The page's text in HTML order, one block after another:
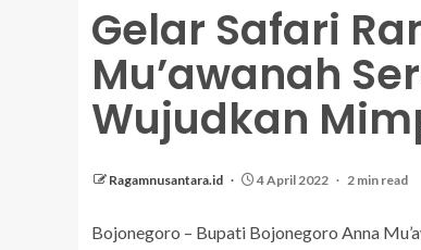
Gelar Safari
Mu’awanah
Wujudkan
Ragamnusantara.id 4 April 2022 2 min read
Bojonegoro – Bupati Bojonegoro Anna